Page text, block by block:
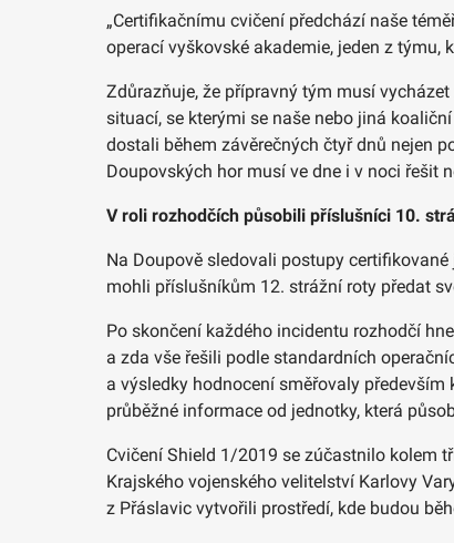
„Certifikačnímu cvičení předchází naše
operací vyškovské akademie, jeden z týmu,
Zdůrazňuje, že přípravný tým musí
situací, se kterými se naše nebo jiná
dostali během závěrečných čtyř dnů nejen
Doupovských hor musí ve dne i v noci řešit
V roli rozhodčích působili příslušníci 10.
Na Doupově sledovali postupy
mohli příslušníkům 12. strážní roty předat
Po skončení každého incidentu rozhodčí
a zda vše řešili podle standardních
a výsledky hodnocení směřovaly
průběžné informace od jednotky, která
Cvičení Shield 1/2019 se zúčastnilo kolem
Krajského vojenského velitelství Karlovy
z Přáslavic vytvořili prostředí, kde budou